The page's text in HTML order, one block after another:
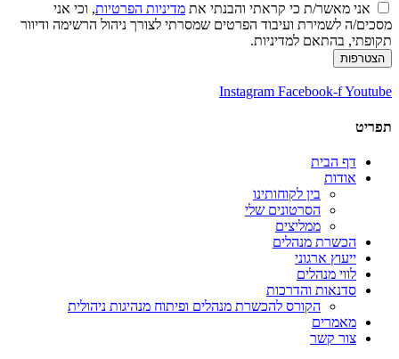
אני מאשר/ת כי קראתי והבנתי את מדיניות הפרטיות, וכי אני
מסכים/ה לשמירת ועיבוד הפרטים שמסרתי לצורך ניהול הרשימה ודיוור
תקופתי, בהתאם למדיניות.
הצטרפות
Instagram Facebook-fYoutube
תפריט
דף הבית
אודות
בין לקוחותינו
הסרטונים שלי
ממליצים
הכשרת מנהלים
ייעוץ ארגוני
לווי מנהלים
סדנאות והדרכות
הקורס להכשרת מנהלים ופיתוח מנהיגות ניהולית
מאמרים
צור קשר